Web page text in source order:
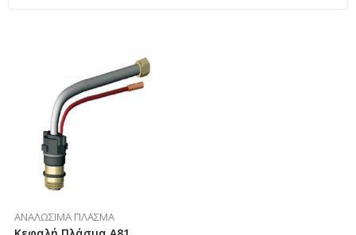
ΑΝΑΛΏΣΙΜΑ ΠΛΆΣΜΑ